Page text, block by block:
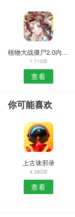
植物大战僵尸2.0内购版
7.71GB
查看
你可能喜欢
上古诛邪录
4.38GB
查看